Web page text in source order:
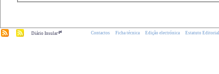
Diário Insular.pt Contactos Ficha técnica Edição electrónica Estatuto Editorial